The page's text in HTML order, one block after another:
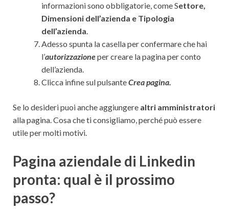
informazioni sono obbligatorie, come Settore,
Dimensioni dell’azienda e Tipologia
dell’azienda.
Adesso spunta la casella per confermare che hai
l’autorizzazioneper creare la pagina per conto
dell’azienda.
Clicca infine sul pulsanteCrea pagina.
Se lo desideri puoi anche aggiungere altri amministratori
alla pagina. Cosa che ti consigliamo, perché può essere
utile per molti motivi.
Pagina aziendale di Linkedin
pronta: qual è il prossimo
passo?